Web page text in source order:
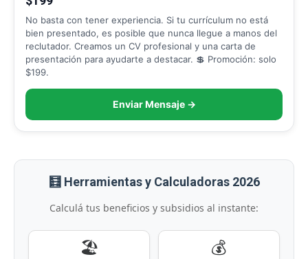
No basta con tener experiencia. Si tu currículum no está
bien presentado, es posible que nunca llegue a manos del
reclutador. Creamos un CV profesional y una carta de
presentación para ayudarte a destacar. 💲 Promoción: solo
$199.
Enviar Mensaje →
🧮 Herramientas y Calculadoras 2026
Calculá tus beneficios y subsidios al instante:
🏖️ 💰